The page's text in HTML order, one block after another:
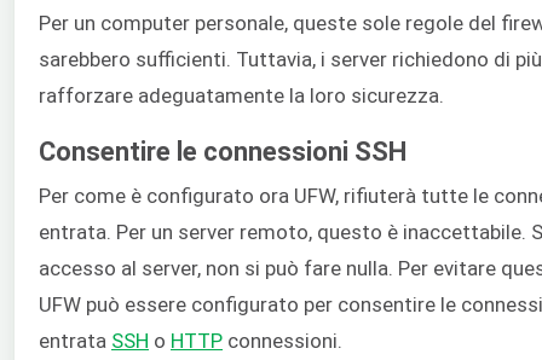
Per un computer personale, queste sole regole del
sarebbero sufficienti. Tuttavia, i server richiedono di
rafforzare adeguatamente la loro sicurezza.
Consentire le connessioni SSH
Per come è configurato ora UFW, rifiuterà tutte le
entrata. Per un server remoto, questo è inaccettabile.
accesso al server, non si può fare nulla. Per evitare
UFW può essere configurato per consentire le
entrata SSH o HTTP connessioni.